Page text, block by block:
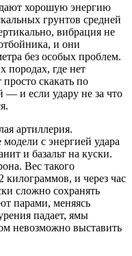
хорошую энергию
грунтов средней
вибрация не
и они
без особых проблем.
породах, где нет
скакать по
— и если удару не за что
артиллерия.
с энергией удара
и базальт на куски.
Вес такого
килограммов, и через час
сложно сохранять
парами, меняясь
падает, ямы
невозможно выставить